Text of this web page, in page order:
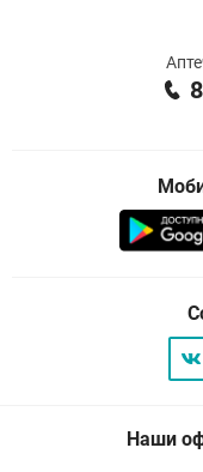
Наши